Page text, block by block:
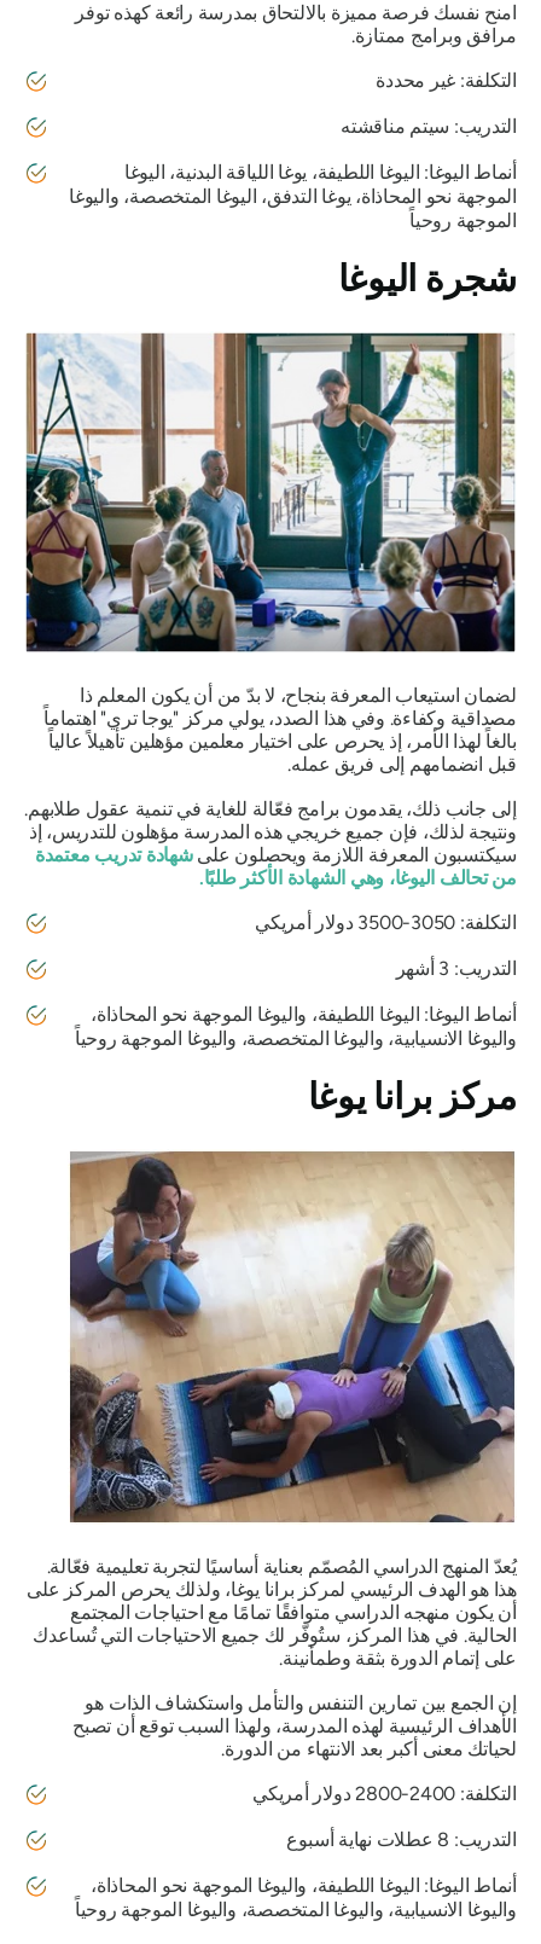
امنح نفسك فرصة مميزة بالالتحاق بمدرسة رائعة كهذه توفر
مرافق وبرامج ممتازة.
التكلفة: غير محددة
التدريب: سيتم مناقشته
أنماط اليوغا: اليوغا اللطيفة، يوغا اللياقة البدنية، اليوغا
الموجهة نحو المحاذاة، يوغا التدفق، اليوغا المتخصصة، واليوغا
الموجهة روحياً
شجرة اليوغا
لضمان استيعاب المعرفة بنجاح، لا بدّ من أن يكون المعلم ذا
مصداقية وكفاءة. وفي هذا الصدد، يولي مركز "يوجا تري" اهتماماً
بالغاً لهذا الأمر، إذ يحرص على اختيار معلمين مؤهلين تأهيلاً عالياً
قبل انضمامهم إلى فريق عمله.
إلى جانب ذلك، يقدمون برامج فعّالة للغاية في تنمية عقول طلابهم.
ونتيجة لذلك، فإن جميع خريجي هذه المدرسة مؤهلون للتدريس، إذ
سيكتسبون المعرفة اللازمة ويحصلون على شهادة تدريب معتمدة
من تحالف اليوغا، وهي الشهادة الأكثر طلبًا.
التكلفة: 3050-3500 دولار أمريكي
التدريب: 3 أشهر
أنماط اليوغا: اليوغا اللطيفة، واليوغا الموجهة نحو المحاذاة،
واليوغا الانسيابية، واليوغا المتخصصة، واليوغا الموجهة روحياً
مركز برانا يوغا
يُعدّ المنهج الدراسي المُصمّم بعناية أساسيًا لتجربة تعليمية فعّالة.
هذا هو الهدف الرئيسي لمركز برانا يوغا، ولذلك يحرص المركز على
أن يكون منهجه الدراسي متوافقًا تمامًا مع احتياجات المجتمع
الحالية. في هذا المركز، ستُوفّر لك جميع الاحتياجات التي تُساعدك
على إتمام الدورة بثقة وطمأنينة.
إن الجمع بين تمارين التنفس والتأمل واستكشاف الذات هو
الأهداف الرئيسية لهذه المدرسة، ولهذا السبب توقع أن تصبح
لحياتك معنى أكبر بعد الانتهاء من الدورة.
التكلفة: 2400-2800 دولار أمريكي
التدريب: 8 عطلات نهاية أسبوع
أنماط اليوغا: اليوغا اللطيفة، واليوغا الموجهة نحو المحاذاة،
واليوغا الانسيابية، واليوغا المتخصصة، واليوغا الموجهة روحياً